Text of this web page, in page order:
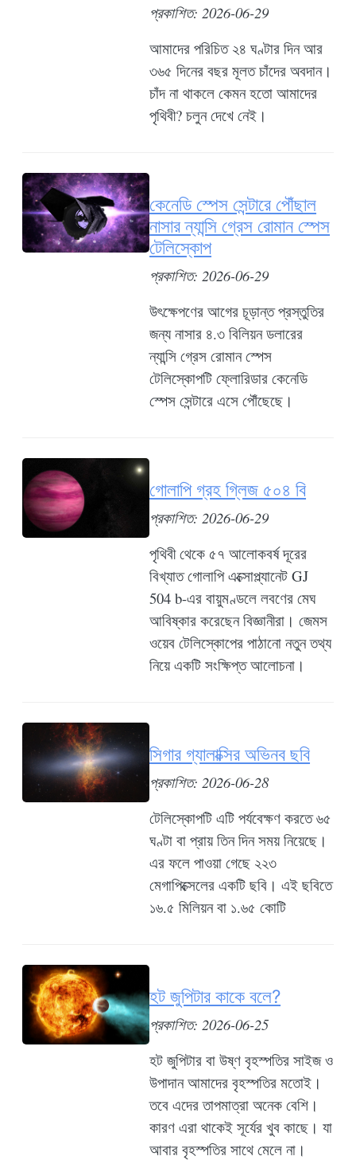
প্রকাশিত: 2026-06-29
আমাদের পরিচিত ২৪ ঘণ্টার দিন আর
৩৬৫ দিনের বছর মূলত চাঁদের অবদান।
চাঁদ না থাকলে কেমন হতো আমাদের
পৃথিবী? চলুন দেখে নেই।
কেনেডি স্পেস সেন্টারে পৌঁছাল
নাসার ন্যান্সি গ্রেস রোমান স্পেস
টেলিস্কোপ
প্রকাশিত: 2026-06-29
উৎক্ষেপণের আগের চূড়ান্ত প্রস্তুতির
জন্য নাসার ৪.৩ বিলিয়ন ডলারের
ন্যান্সি গ্রেস রোমান স্পেস
টেলিস্কোপটি ফ্লোরিডার কেনেডি
স্পেস সেন্টারে এসে পৌঁছেছে।
গোলাপি গ্রহ গ্লিজ ৫০৪ বি
প্রকাশিত: 2026-06-29
পৃথিবী থেকে ৫৭ আলোকবর্ষ দূরের
বিখ্যাত গোলাপি এক্সোপ্ল্যানেট GJ
504 b-এর বায়ুমণ্ডলে লবণের মেঘ
আবিষ্কার করেছেন বিজ্ঞানীরা। জেমস
ওয়েব টেলিস্কোপের পাঠানো নতুন তথ্য
নিয়ে একটি সংক্ষিপ্ত আলোচনা।
সিগার গ্যালাক্সির অভিনব ছবি
প্রকাশিত: 2026-06-28
টেলিস্কোপটি এটি পর্যবেক্ষণ করতে ৬৫
ঘণ্টা বা প্রায় তিন দিন সময় নিয়েছে।
এর ফলে পাওয়া গেছে ২২৩
মেগাপিক্সেলের একটি ছবি। এই ছবিতে
১৬.৫ মিলিয়ন বা ১.৬৫ কোটি
হট জুপিটার কাকে বলে?
প্রকাশিত: 2026-06-25
হট জুপিটার বা উষ্ণ বৃহস্পতির সাইজ ও
উপাদান আমাদের বৃহস্পতির মতোই।
তবে এদের তাপমাত্রা অনেক বেশি।
কারণ এরা থাকেই সূর্যের খুব কাছে। যা
আবার বৃহস্পতির সাথে মেলে না।